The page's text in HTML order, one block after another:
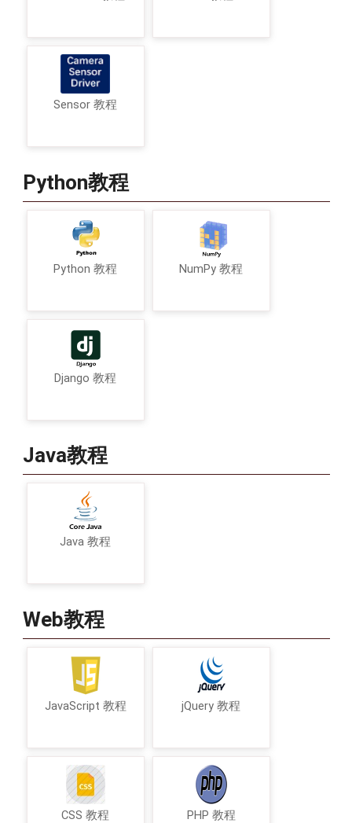
Sensor 教程
Python教程
Python 教程 NumPy 教程
Django 教程
Java教程
Java 教程
Web教程
JavaScript 教程 jQuery 教程
CSS 教程 PHP 教程